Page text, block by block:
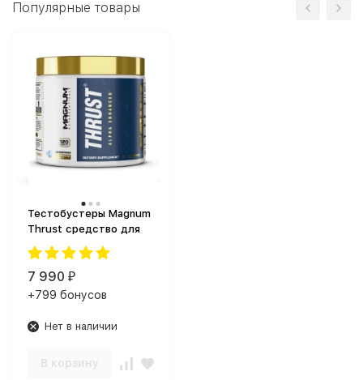
Популярные товары
Тестобустеры Magnum
Thrust средство для
поднятия
тестостерона (120
капс.)
7 990 ₽
+799 бонусов
Нет в наличии
В корзину